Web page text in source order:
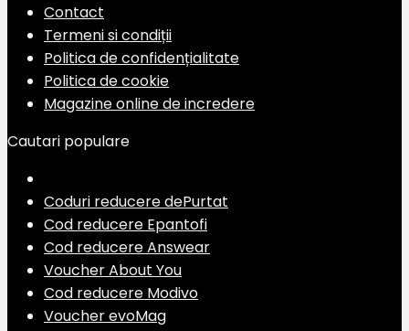
Contact
Termeni si condiții
Politica de confidențialitate
Politica de cookie
Magazine online de incredere
Cautari populare
Coduri reducere dePurtat
Cod reducere Epantofi
Cod reducere Answear
Voucher About You
Cod reducere Modivo
Voucher evoMag